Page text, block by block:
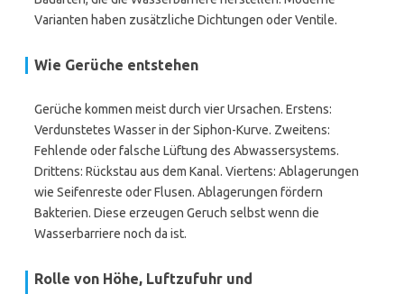
Varianten haben zusätzliche Dichtungen oder Ventile.
Wie Gerüche entstehen
Gerüche kommen meist durch vier Ursachen. Erstens:
Verdunstetes Wasser in der Siphon-Kurve. Zweitens:
Fehlende oder falsche Lüftung des Abwassersystems.
Drittens: Rückstau aus dem Kanal. Viertens: Ablagerungen
wie Seifenreste oder Flusen. Ablagerungen fördern
Bakterien. Diese erzeugen Geruch selbst wenn die
Wasserbarriere noch da ist.
Rolle von Höhe, Luftzufuhr und